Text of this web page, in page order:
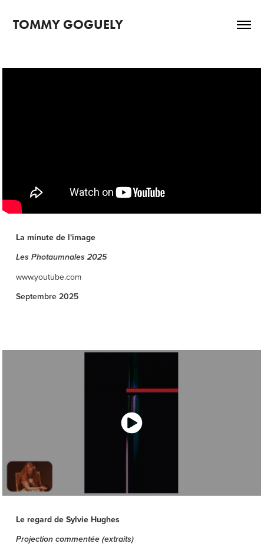
TOMMY GOGUELY
La minute de l'image
Les Photaumnales 2025
www.youtube.com
Septembre 2025
Le regard de Sylvie Hughes
Projection commentée (extraits)